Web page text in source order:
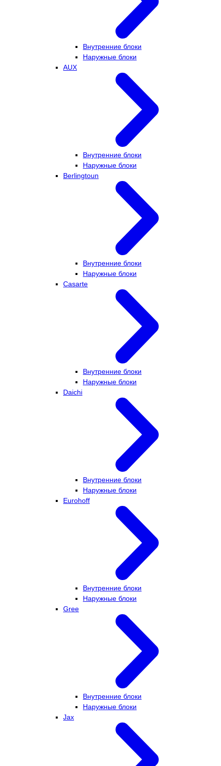
Внутренние блоки
Наружные блоки
AUX
Внутренние блоки
Наружные блоки
Berlingtoun
Внутренние блоки
Наружные блоки
Casarte
Внутренние блоки
Наружные блоки
Daichi
Внутренние блоки
Наружные блоки
Eurohoff
Внутренние блоки
Наружные блоки
Gree
Внутренние блоки
Наружные блоки
Jax